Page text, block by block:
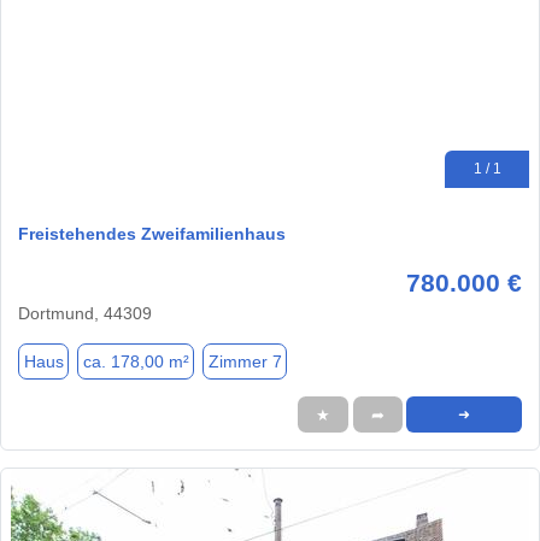
1 / 1
Freistehendes Zweifamilienhaus
780.000 €
Dortmund, 44309
Haus ca. 178,00 m² Zimmer 7
★ ➦ ➜